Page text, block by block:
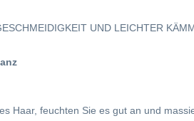
UND LEICHTER
Haar, feuchten Sie es gut an und